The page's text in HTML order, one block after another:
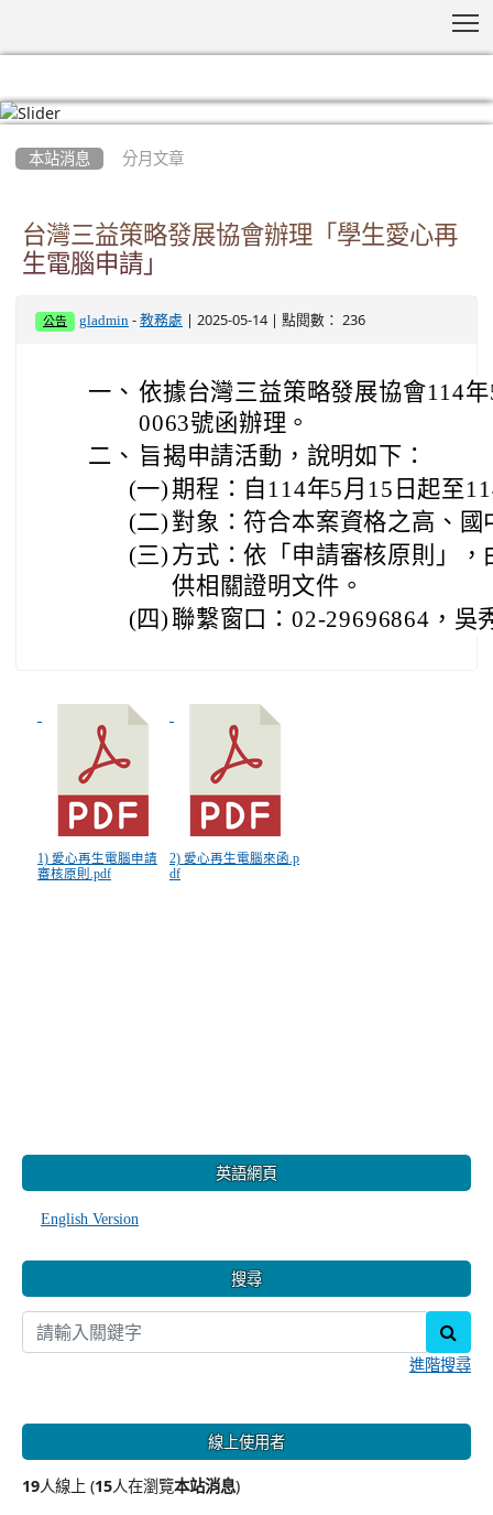
本站消息 分月文章
台灣三益策略發展協會辦理「學生愛心再
生電腦申請」
公告 gladmin -教務處 | 2025-05-14 | 點閱數： 236
一、 依據台灣三益策略發展協會114
0063號函辦理。
二、 旨揭申請活動，說明如下：
(一)期程：自114年5月15日起至
(二) 對象：符合本案資格之高、
(三) 方式：依「申請審核原則」
供相關證明文件。
(四) 聯繫窗口：02-29696864，吳
1) 愛心再生電腦申請
審核原則.pdf
2) 愛心再生電腦來函.p
df
英語網頁
English Version
搜尋
進階搜尋
線上使用者
19人線上 (15人在瀏覽本站消息)